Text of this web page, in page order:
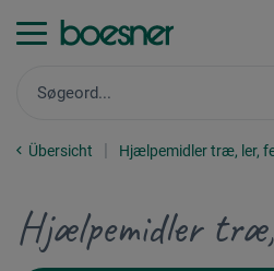
Übersicht Hjælpemidler træ, ler,
Hjælpemidler